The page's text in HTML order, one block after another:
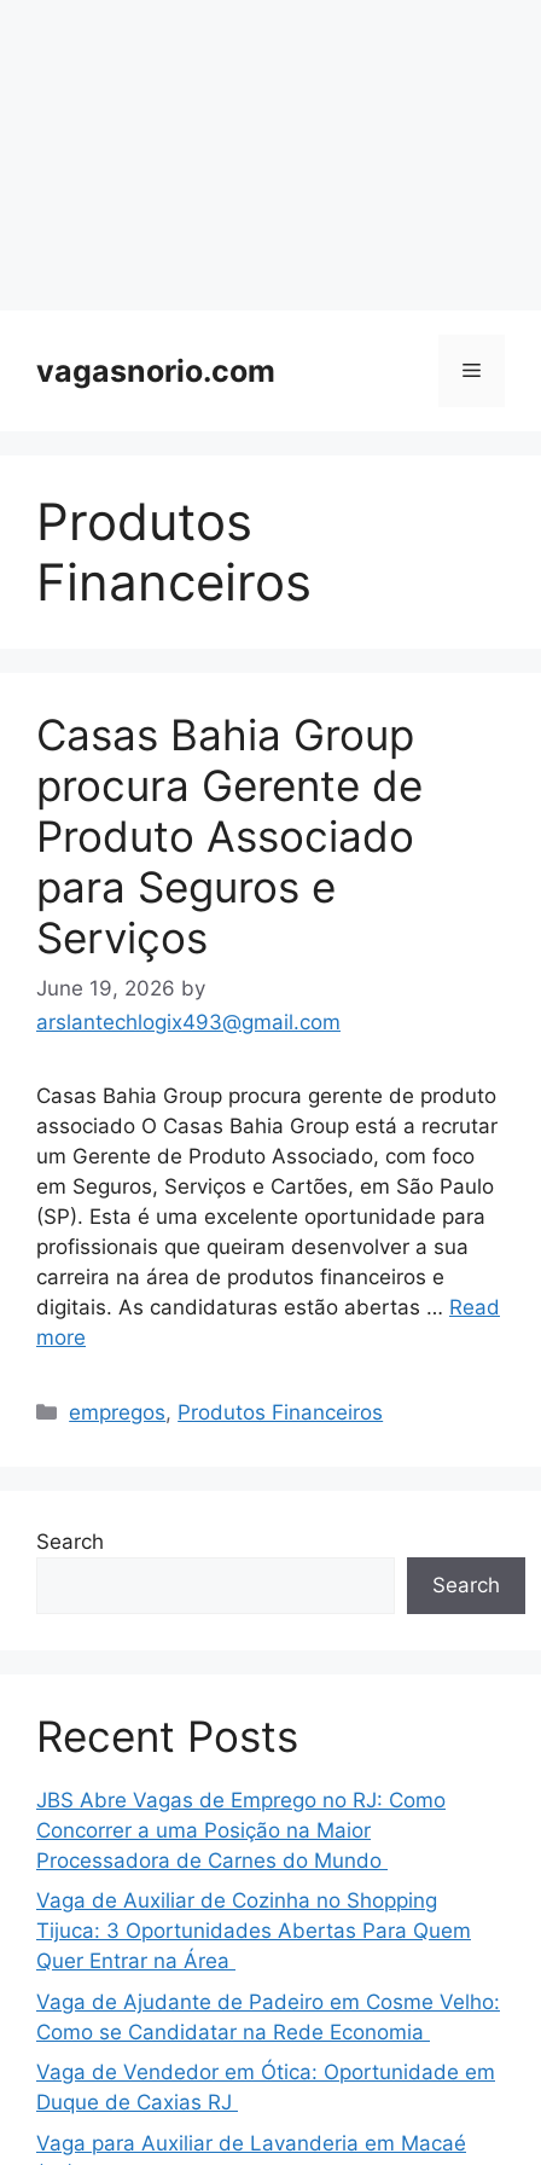
vagasnorio.com Menu
Produtos
Financeiros
Casas Bahia Group
procura Gerente de
Produto Associado
para Seguros e
Serviços
June 19, 2026 by
arslantechlogix493@gmail.com
Casas Bahia Group procura gerente de produto
associado O Casas Bahia Group está a recrutar
um Gerente de Produto Associado, com foco
em Seguros, Serviços e Cartões, em São Paulo
(SP). Esta é uma excelente oportunidade para
profissionais que queiram desenvolver a sua
carreira na área de produtos financeiros e
digitais. As candidaturas estão abertas … Read
more
Categories
empregos, Produtos Financeiros
Search
Search
Recent Posts
JBS Abre Vagas de Emprego no RJ: Como
Concorrer a uma Posição na Maior
Processadora de Carnes do Mundo
Vaga de Auxiliar de Cozinha no Shopping
Tijuca: 3 Oportunidades Abertas Para Quem
Quer Entrar na Área
Vaga de Ajudante de Padeiro em Cosme Velho:
Como se Candidatar na Rede Economia
Vaga de Vendedor em Ótica: Oportunidade em
Duque de Caxias RJ
Vaga para Auxiliar de Lavanderia em Macaé